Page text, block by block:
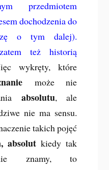
przedmiotem
dochodzenia do
o tym dalej).
też historią
wykręty, które
może nie
absolutu, ale
nie ma sensu.
takich pojęć
absolut kiedy tak
znamy, to